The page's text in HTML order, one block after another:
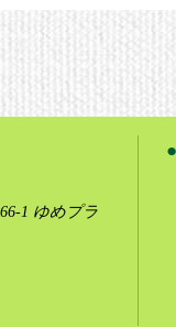
1 ゆめプラ